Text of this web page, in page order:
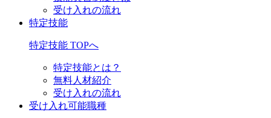
受け入れの流れ
特定技能
特定技能 TOPへ
特定技能とは？
無料人材紹介
受け入れの流れ
受け入れ可能職種